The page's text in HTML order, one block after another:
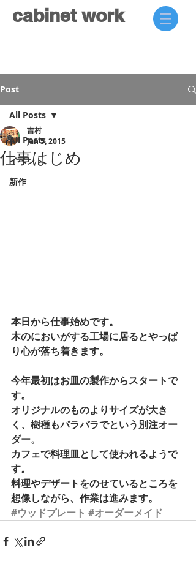
cabinet work
Post
All Posts
イベント
新作
All Posts
仕事はじめ
吉村
Jan 5, 2015
本日から仕事始めです。
木のにおいがする工場に居るとやっぱ
り心が落ち着きます。
今年最初はお皿の製作からスタートで
す。
オリジナルのものよりサイズが大き
く、樹種もバラバラでという別注オー
ダー。
カフェで料理皿として使われるようで
す。
料理やデザートをのせているところを
想像しながら、作業は進みます。
#ウッドプレート #オーダーメイド